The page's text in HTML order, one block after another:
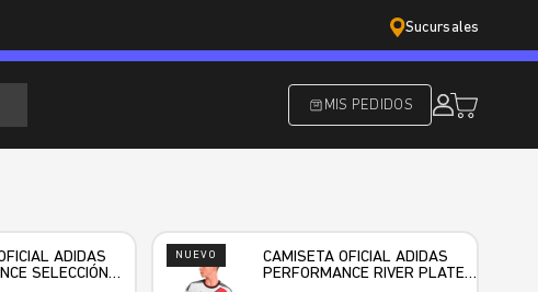
Sucursales
MIS PEDIDOS
ADIDAS
SELECCIÓN
NUEVO
CAMISETA OFICIAL ADIDAS
PERFORMANCE RIVER PLATE